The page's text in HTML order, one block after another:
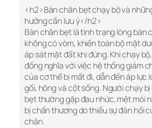
<h2>Bàn chân bẹt chạy bộ và
hưởng cần lưu ý</h2>
Bàn chân bẹt là tình trạng lòng bàn
không có vòm, khiến toàn bộ mặt
áp sát mặt đất khi đứng. Khi chạy
đồng nghĩa với việc hệ thống giảm
của cơ thể bị mất đi, dẫn đến áp lực
gối, hông và cột sống. Người chạy
bẹt thường gặp đau nhức, mệt mỏi
bị chấn thương do thiếu sự đàn hồi
chân.